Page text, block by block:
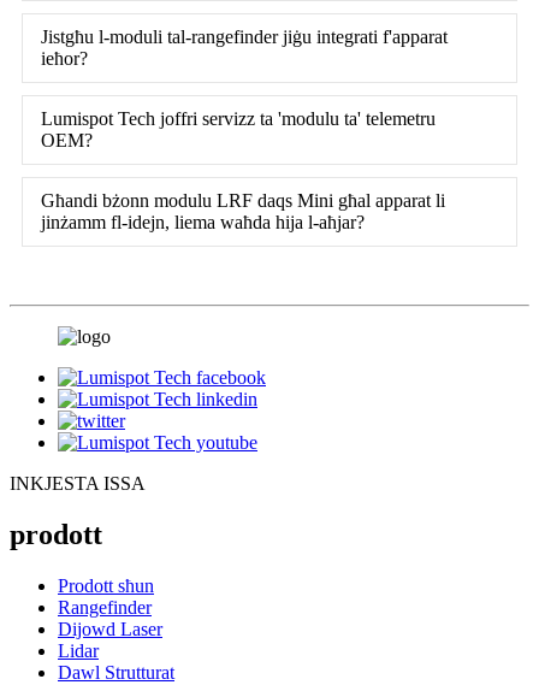
Jistgħu l-moduli tal-rangefinder jiġu integrati f'apparat
ieħor?
Lumispot Tech joffri servizz ta 'modulu ta' telemetru
OEM?
Għandi bżonn modulu LRF daqs Mini għal apparat li
jinżamm fl-idejn, liema waħda hija l-aħjar?
INKJESTA ISSA
prodott
Prodott sħun
Rangefinder
Dijowd Laser
Lidar
Dawl Strutturat